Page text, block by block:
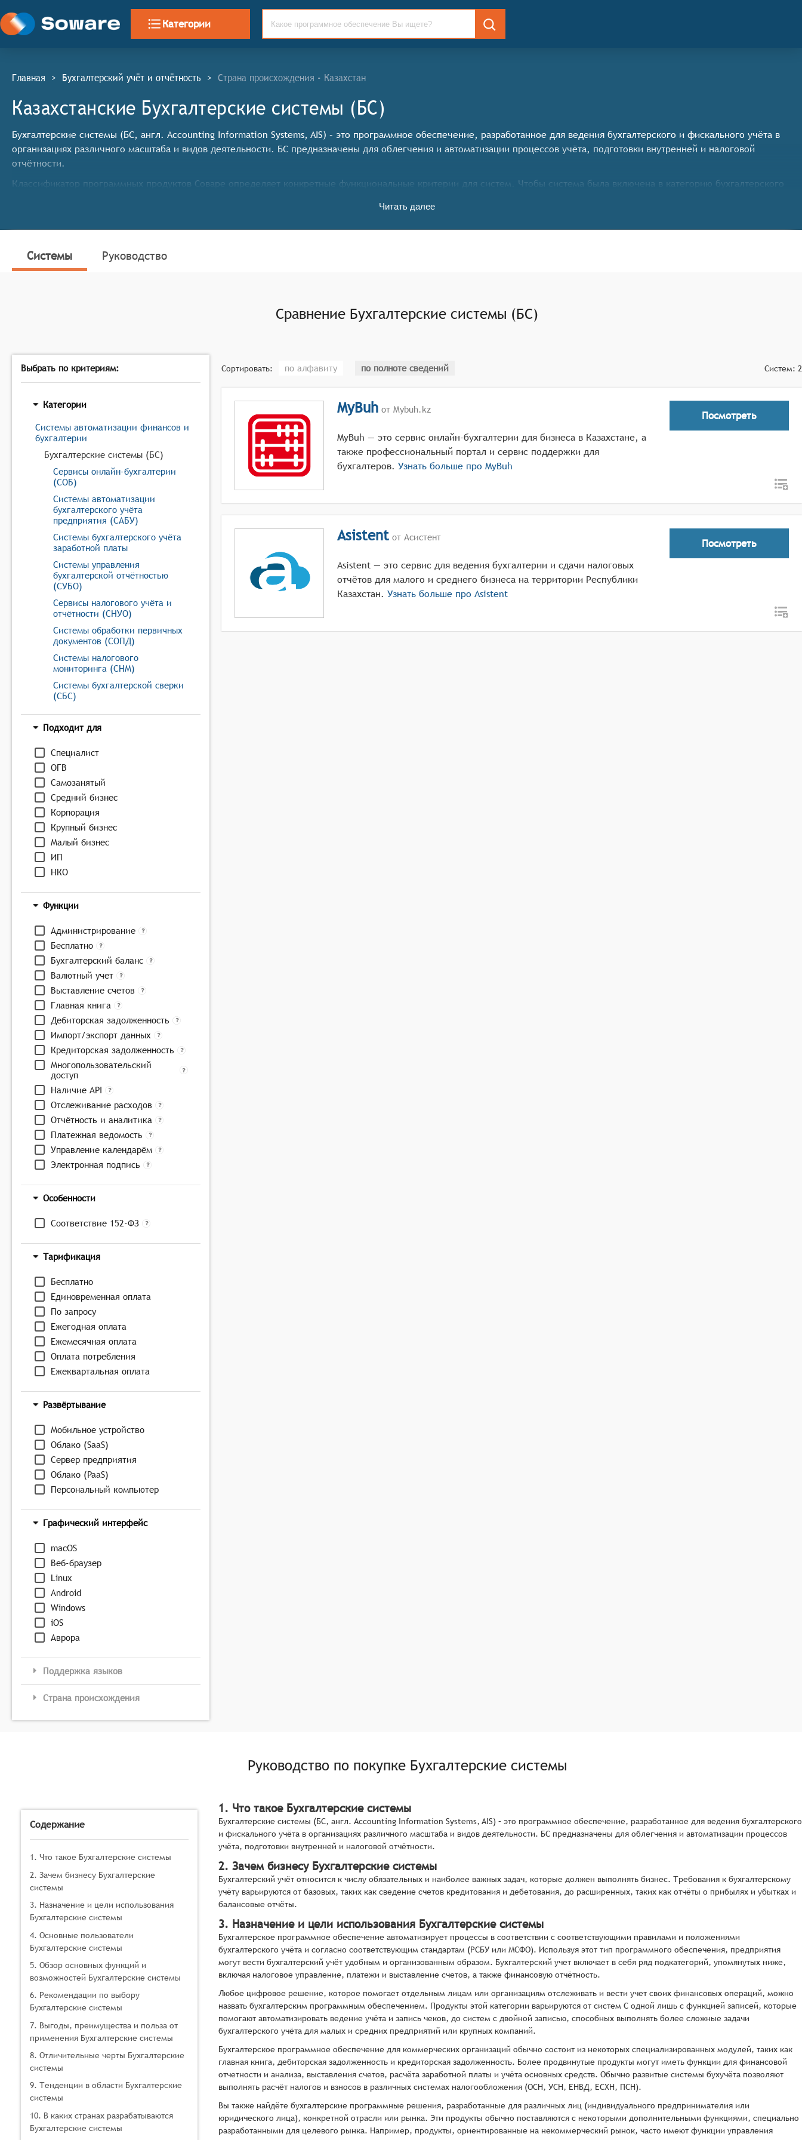
Категории
Главная > Бухгалтерский учёт и отчётность > Страна происхождения - Казахстан
Казахстанские Бухгалтерские системы (БС)
Бухгалтерские системы (БС, англ. Accounting Information Systems, AIS) – это программное обеспечение, разработанное для ведения бухгалтерского и фискального учёта в
организациях различного масштаба и видов деятельности. БС предназначены для облегчения и автоматизации процессов учёта, подготовки внутренней и налоговой
отчётности.
Классификатор программных продуктов Соваре определяет конкретные функциональные критерии для систем. Чтобы система была включена в категорию бухгалтерского
Автоматизировать расчёты с поставщиками для обработки платежей и заказов на покупку;
Отслеживать затраты и доходы, а также определять рентабельность реализуемых компанией товаров и услуг;
Разрешать пользователям создавать записи журнала для корректировки проводок и остатков на счёте;
Помогать пользователям в процессе финансового закрытия в конце каждого отчётного периода;
Читать далее
Системы Руководство
Сравнение Бухгалтерские системы (БС)
Выбрать по критериям:
Категории
Системы автоматизации финансов и
бухгалтерии
Бухгалтерские системы (БС)
Сервисы онлайн-бухгалтерии
(СОБ)
Системы автоматизации
бухгалтерского учёта
предприятия (САБУ)
Системы бухгалтерского учёта
заработной платы
Системы управления
бухгалтерской отчётностью
(СУБО)
Сервисы налогового учёта и
отчётности (СНУО)
Системы обработки первичных
документов (СОПД)
Системы налогового
мониторинга (СНМ)
Системы бухгалтерской сверки
(СБС)
Подходит для
Специалист
ОГВ
Самозанятый
Средний бизнес
Корпорация
Крупный бизнес
Малый бизнес
ИП
НКО
Функции
Администрирование
Бесплатно
Бухгалтерский баланс
Валютный учет
Выставление счетов
Главная книга
Дебиторская задолженность
Импорт/экспорт данных
Кредиторская задолженность
Многопользовательский
доступ
Наличие API
Отслеживание расходов
Отчётность и аналитика
Платежная ведомость
Управление календарём
Электронная подпись
Особенности
Соответствие 152-ФЗ
Тарификация
Бесплатно
Единовременная оплата
По запросу
Ежегодная оплата
Ежемесячная оплата
Оплата потребления
Ежеквартальная оплата
Развёртывание
Мобильное устройство
Облако (SaaS)
Сервер предприятия
Облако (PaaS)
Персональный компьютер
Графический интерфейс
macOS
Веб-браузер
Linux
Android
Windows
iOS
Аврора
Поддержка языков
Страна происхождения
Сортировать: по алфавиту по полноте сведений Систем: 2
MyBuh от Mybuh.kz
MyBuh — это сервис онлайн-бухгалтерии для бизнеса в Казахстане, а
также профессиональный портал и сервис поддержки для
бухгалтеров. Узнать больше про MyBuh
Посмотреть
Asistent от Асистент
Asistent — это сервис для ведения бухгалтерии и сдачи налоговых
отчётов для малого и среднего бизнеса на территории Республики
Казахстан. Узнать больше про Asistent
Посмотреть
Руководство по покупке Бухгалтерские системы
Содержание
1. Что такое Бухгалтерские системы
2. Зачем бизнесу Бухгалтерские
системы
3. Назначение и цели использования
Бухгалтерские системы
4. Основные пользователи
Бухгалтерские системы
5. Обзор основных функций и
возможностей Бухгалтерские системы
6. Рекомендации по выбору
Бухгалтерские системы
7. Выгоды, преимущества и польза от
применения Бухгалтерские системы
8. Отличительные черты Бухгалтерские
системы
9. Тенденции в области Бухгалтерские
системы
10. В каких странах разрабатываются
Бухгалтерские системы
1. Что такое Бухгалтерские системы
Бухгалтерские системы (БС, англ. Accounting Information Systems, AIS) – это программное обеспечение, разработанное для ведения бухгалтерского
и фискального учёта в организациях различного масштаба и видов деятельности. БС предназначены для облегчения и автоматизации процессов
учёта, подготовки внутренней и налоговой отчётности.
2. Зачем бизнесу Бухгалтерские системы
Бухгалтерский учёт относится к числу обязательных и наиболее важных задач, которые должен выполнять бизнес. Требования к бухгалтерскому
учёту варьируются от базовых, таких как сведение счетов кредитования и дебетования, до расширенных, таких как отчёты о прибылях и убытках и
балансовые отчёты.
3. Назначение и цели использования Бухгалтерские системы
Бухгалтерское программное обеспечение автоматизирует процессы в соответствии с соответствующими правилами и положениями
бухгалтерского учёта и согласно соответствующим стандартам (РСБУ или МСФО). Используя этот тип программного обеспечения, предприятия
могут вести бухгалтерский учёт удобным и организованным образом. Бухгалтерский учет включает в себя ряд подкатегорий, упомянутых ниже,
включая налоговое управление, платежи и выставление счетов, а также финансовую отчётность.
Любое цифровое решение, которое помогает отдельным лицам или организациям отслеживать и вести учет своих финансовых операций, можно
назвать бухгалтерским программным обеспечением. Продукты этой категории варьируются от систем С одной лишь с функцией записей, которые
помогают автоматизировать ведение учёта и запись чеков, до систем с двойной записью, способных выполнять более сложные задачи
бухгалтерского учёта для малых и средних предприятий или крупных компаний.
Бухгалтерское программное обеспечение для коммерческих организаций обычно состоит из некоторых специализированных модулей, таких как
главная книга, дебиторская задолженность и кредиторская задолженность. Более продвинутые продукты могут иметь функции для финансовой
отчетности и анализа, выставления счетов, расчёта заработной платы и учёта основных средств. Обычно развитые системы бухучёта позволяют
выполнять расчёт налогов и взносов в различных системах налогообложения (ОСН, УСН, ЕНВД, ЕСХН, ПСН).
Вы также найдёте бухгалтерские программные решения, разработанные для различных лиц (индивидуального предпринимателия или
юридического лица), конкретной отрасли или рынка. Эти продукты обычно поставляются с некоторыми дополнительными функциями, специально
разработанными для целевого рынка. Например, продукты, ориентированные на некоммерческий рынок, часто имеют функции управления